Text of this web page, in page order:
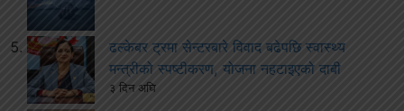
ढल्केबर ट्रमा सेन्टरबारे विवाद बढेपछि स्वास्थ्य
मन्त्रीको स्पष्टीकरण, योजना नहटाइएको दाबी
३ दिन अघि